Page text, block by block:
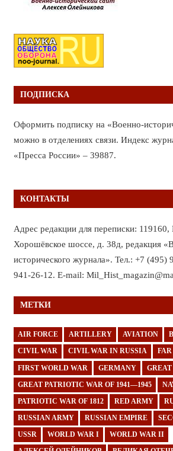
ПОДПИСКА
Оформить подписку на «Военно-
можно в отделениях связи. Индекс
«Пресса России» – 39887.
КОНТАКТЫ
Адрес редакции для переписки: 119160,
Хорошёвское шоссе, д. 38д, редакция
исторического журнала». Тел.: +7 (495)
941-26-12. E-mail:
МЕТКИ
AIR FORCE ARTILLERY AVIATION
CIVIL WAR CIVIL WAR IN RUSSIA
FIRST WORLD WAR GERMANY
GREAT PATRIOTIC WAR OF 1941—1945
PATRIOTIC WAR OF 1812 RED ARMY
RUSSIAN ARMY RUSSIAN EMPIRE
USSR WORLD WAR I WORLD WAR II